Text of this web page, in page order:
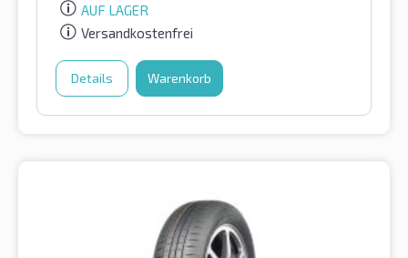
AUF LAGER
Versandkostenfrei
Details Warenkorb